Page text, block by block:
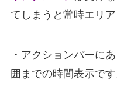
てしまうと常時エリ
・アクションバーに
囲までの時間表示です